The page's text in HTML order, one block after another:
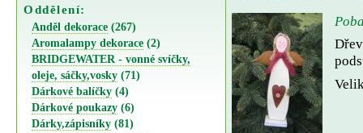
Oddělení:
Anděl dekorace (267)
Aromalampy dekorace (2)
BRIDGEWATER - vonné svíčky,
oleje, sáčky,vosky (71)
Dárkové balíčky (4)
Dárkové poukazy (6)
Dárky,zápisníky (81)